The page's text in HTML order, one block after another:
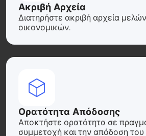
Ακριβή Αρχεία
Διατηρήστε ακριβή αρχεία
οικονομικών.
Ορατότητα Απόδοσης
Αποκτήστε ορατότητα σε
συμμετοχή και την απόδοση